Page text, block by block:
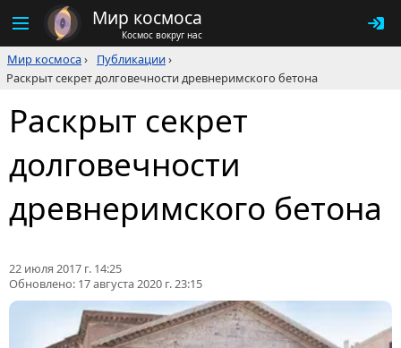
Мир космоса
Космос вокруг нас
Мир космоса› Публикации›
Раскрыт секрет долговечности древнеримского бетона
Раскрыт секрет
долговечности
древнеримского бетона
22 июля 2017 г. 14:25
Обновлено: 17 августа 2020 г. 23:15